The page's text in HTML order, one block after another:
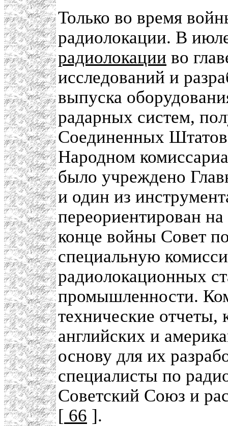
Только во время
радиолокации. В
радиолокации во
исследований и
выпуска
радарных систем,
Соединенных
Народном
было учреждено
и один из
переориентирован
конце войны Совет
специальную
радиолокационных
промышленности.
технические отчеты,
английских и
основу для их
специалисты по
Советский Союз и
[ 66 ].